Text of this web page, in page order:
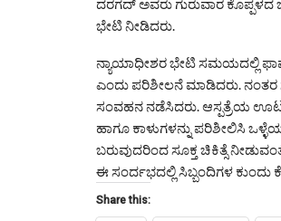
ದರಗದ್ ಅವರು ಗುರುವಾರ
ಭೇಟಿ ನೀಡಿದರು.
ನ್ಯಾಯಾಧೀಶರ ಭೇಟಿ ಸಮಯದಲ್ಲಿ
ಎಂದು ಪರಿಶೀಲನೆ ಮಾಡಿದರು. ನಂತರ
ಸಂವಹನ ನಡೆಸಿದರು. ಆಸ್ಪತ್ರೆಯ
ಹಾಗೂ ಕಾಳುಗಳನ್ನು ಪರಿಶೀಲಿಸಿ
ಬರುವುದರಿಂದ ಸೂಕ್ತ ಚಿಕಿತ್ಸೆ
ಈ ಸಂರ್ದಭದಲ್ಲಿ ಸಿಬ್ಬಂದಿಗಳ ಕುಂದು
Share this: